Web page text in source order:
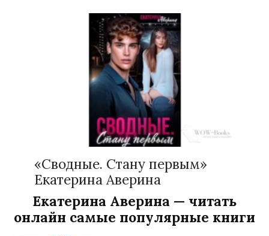
«Сводные. Стану первым»
Екатерина Аверина
Екатерина Аверина — читать
онлайн самые популярные книги